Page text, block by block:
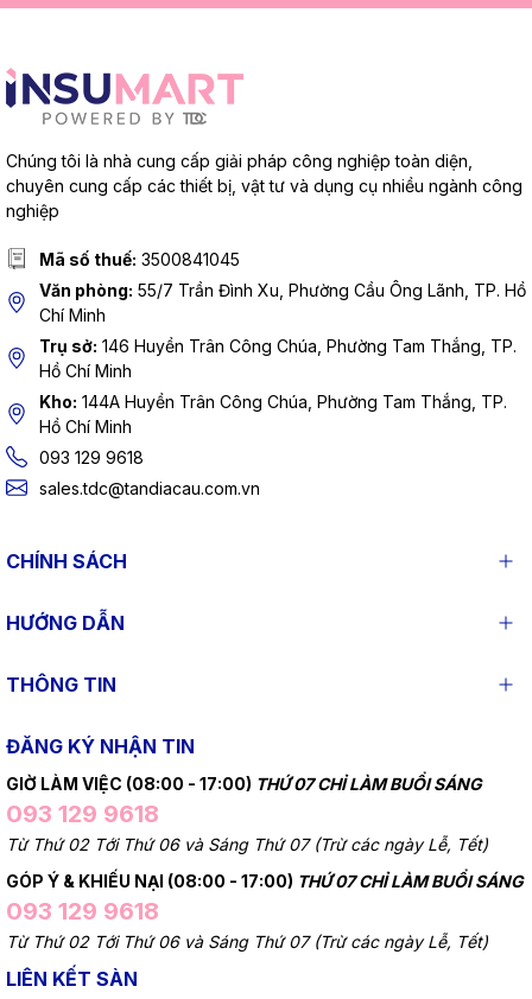
Chúng tôi là nhà cung cấp giải pháp công nghiệp toàn diện,
chuyên cung cấp các thiết bị, vật tư và dụng cụ nhiều ngành công
nghiệp
Mã số thuế: 3500841045
Văn phòng: 55/7 Trần Đình Xu, Phường Cầu Ông Lãnh, TP. Hồ
Chí Minh
Trụ sở: 146 Huyền Trân Công Chúa, Phường Tam Thắng, TP.
Hồ Chí Minh
Kho: 144A Huyền Trân Công Chúa, Phường Tam Thắng, TP.
Hồ Chí Minh
093 129 9618
sales.tdc@tandiacau.com.vn
CHÍNH SÁCH
HƯỚNG DẪN
THÔNG TIN
ĐĂNG KÝ NHẬN TIN
GIỜ LÀM VIỆC (08:00 - 17:00) THỨ 07 CHỈ LÀM BUỔI SÁNG
093 129 9618
Từ Thứ 02 Tới Thứ 06 và Sáng Thứ 07 (Trừ các ngày Lễ, Tết)
GÓP Ý & KHIẾU NẠI (08:00 - 17:00) THỨ 07 CHỈ LÀM BUỔI SÁNG
093 129 9618
Từ Thứ 02 Tới Thứ 06 và Sáng Thứ 07 (Trừ các ngày Lễ, Tết)
LIÊN KẾT SÀN